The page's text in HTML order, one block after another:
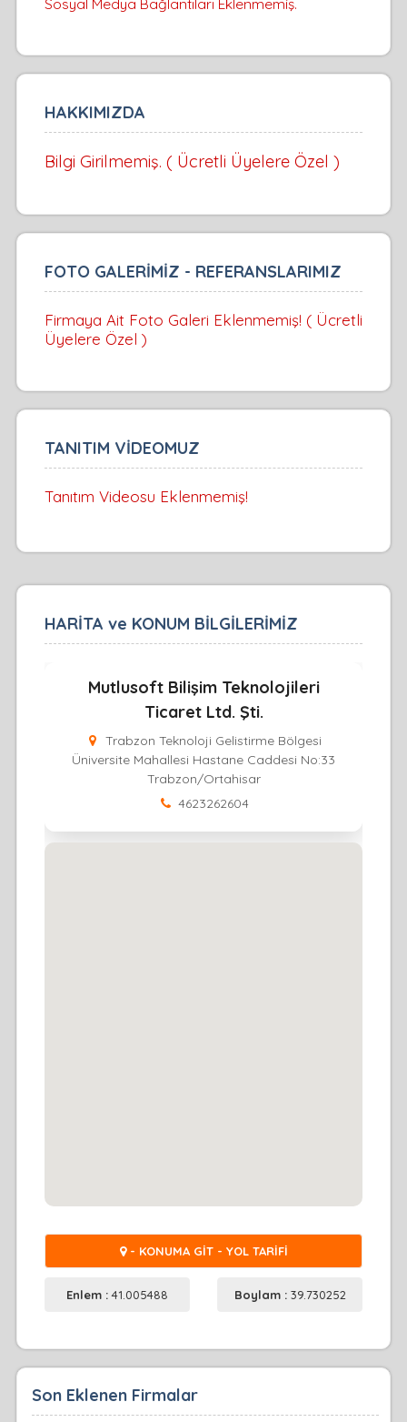
Sosyal Medya Bağlantıları Eklenmemiş.
HAKKIMIZDA
Bilgi Girilmemiş. ( Ücretli Üyelere Özel )
FOTO GALERİMİZ - REFERANSLARIMIZ
Firmaya Ait Foto Galeri Eklenmemiş! ( Ücretli
Üyelere Özel )
TANITIM VİDEOMUZ
Tanıtım Videosu Eklenmemiş!
HARİTA ve KONUM BİLGİLERİMİZ
Mutlusoft Bilişim Teknolojileri
Ticaret Ltd. Şti.
Trabzon Teknoloji Gelistirme Bölgesi
Üniversite Mahallesi Hastane Caddesi No:33
Trabzon/Ortahisar
4623262604
- KONUMA GİT - YOL TARİFİ
Enlem :41.005488 Boylam : 39.730252
Son Eklenen Firmalar